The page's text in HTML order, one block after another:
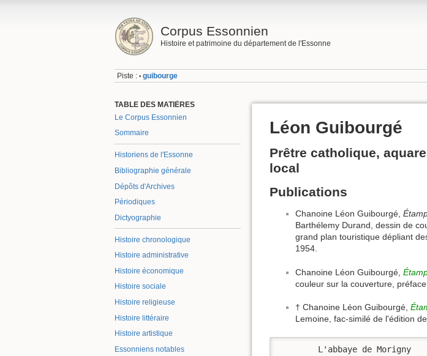
Corpus Essonnien
Histoire et patrimoine du département de l'Essonne
Piste : • guibourge
TABLE DES MATIÈRES
Le Corpus Essonnien
Sommaire
Historiens de l'Essonne
Bibliographie générale
Dépôts d'Archives
Périodiques
Dictyographie
Histoire chronologique
Histoire administrative
Histoire économique
Histoire sociale
Histoire religieuse
Histoire littéraire
Histoire artistique
Essonniens notables
Léon Guibourgé
Prêtre catholique,
local
Publications
Chanoine Léon Guibourgé,
Barthélemy Durand, dessin de
grand plan touristique dépliant
1954.
Chanoine Léon Guibourgé,
couleur sur la couverture,
† Chanoine Léon Guibourgé,
Lemoine, fac-similé de l'édition
	L'abbaye de Morigny